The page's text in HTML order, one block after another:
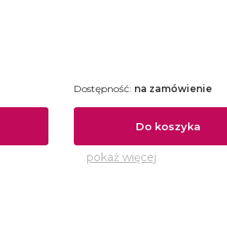
Do koszyka
Dostępność: na zamówienie
pokaż więcej